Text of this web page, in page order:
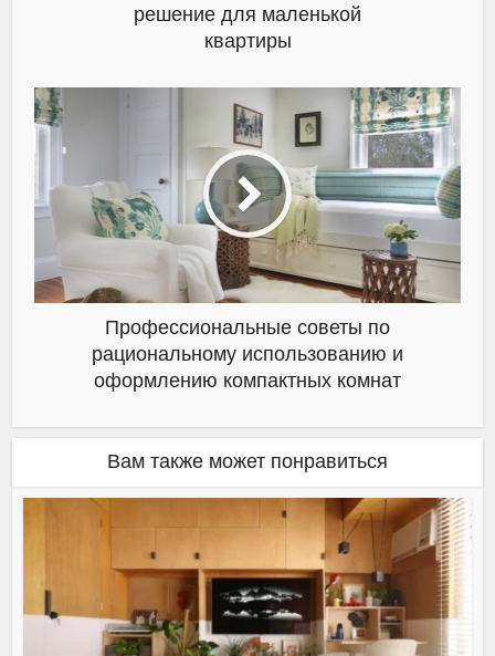
решение для маленькой
квартиры
Профессиональные советы по
рациональному использованию и
оформлению компактных комнат
Вам также может понравиться